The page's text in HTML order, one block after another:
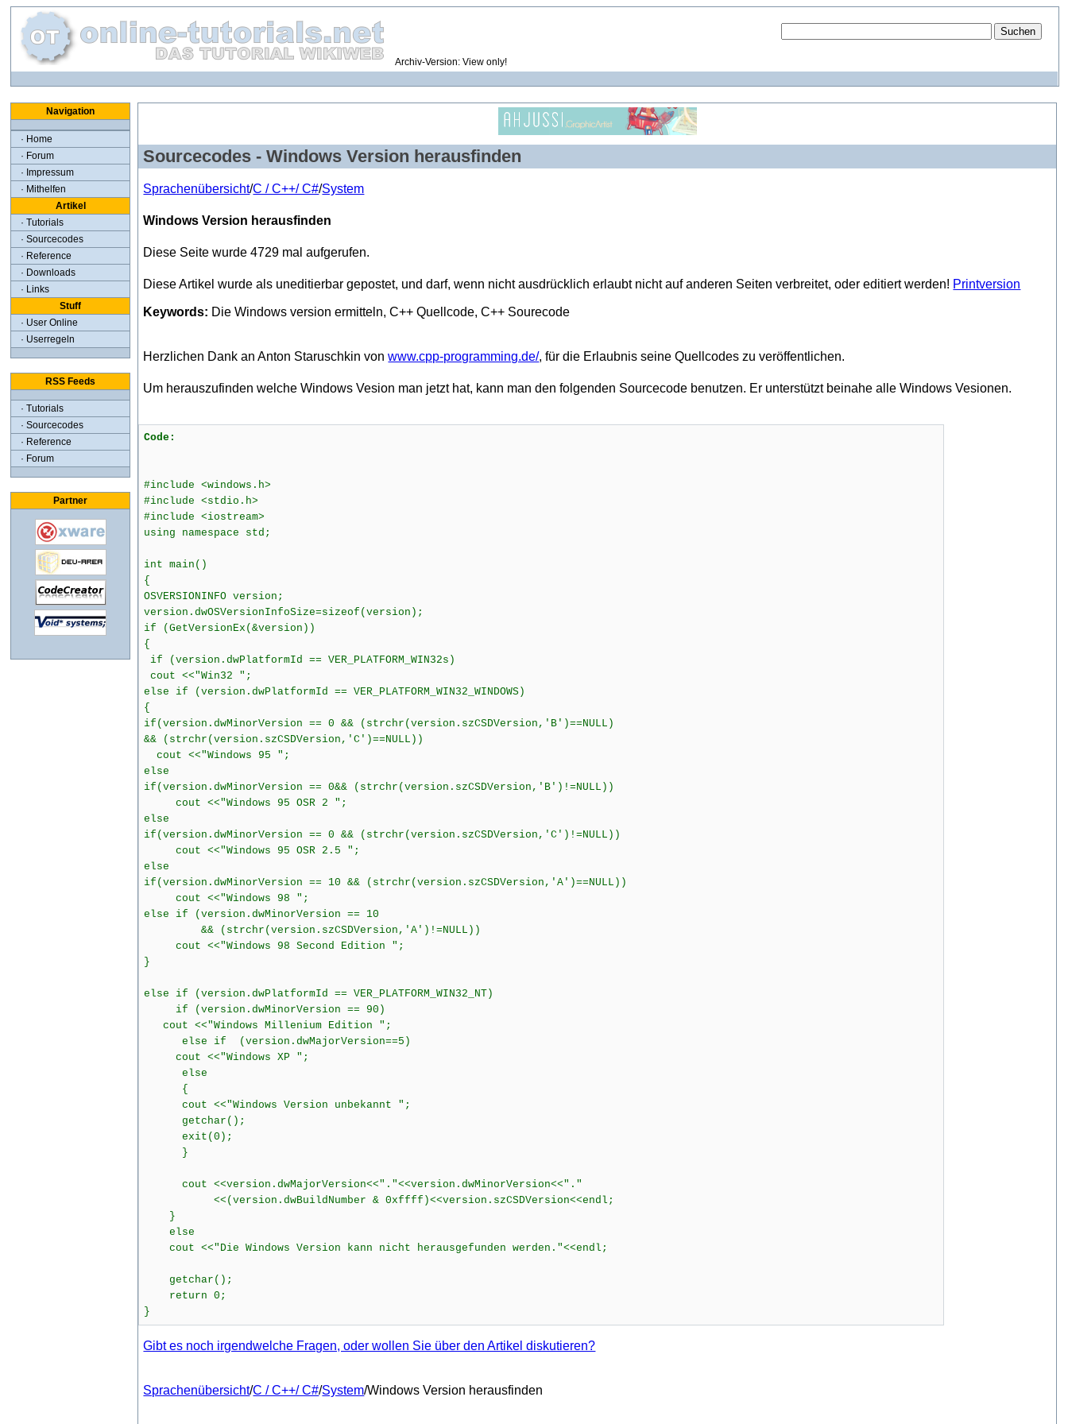
Archiv-Version: View only!
Navigation
· Home
· Forum
· Impressum
· Mithelfen
Artikel
· Tutorials
· Sourcecodes
· Reference
· Downloads
· Links
Stuff
· User Online
· Userregeln
RSS Feeds
· Tutorials
· Sourcecodes
· Reference
· Forum
Partner
Sourcecodes - Windows Version herausfinden
Sprachenübersicht/C / C++/ C#/System
Windows Version herausfinden
Diese Seite wurde 4729 mal aufgerufen.
Diese Artikel wurde als uneditierbar gepostet, und darf, wenn nicht ausdrücklich erlaubt nicht auf anderen Seiten verbreitet, oder editiert werden! Printversion
Keywords: Die Windows version ermitteln, C++ Quellcode, C++ Sourecode
Herzlichen Dank an Anton Staruschkin vonwww.cpp-programming.de/, für die Erlaubnis seine Quellcodes zu veröffentlichen.
Um herauszufinden welche Windows Vesion man jetzt hat, kann man den folgenden Sourcecode benutzen. Er unterstützt beinahe alle Windows Vesionen.
Code:
#include <windows.h>
#include <stdio.h>
#include <iostream>
using namespace std;
int main()
{
OSVERSIONINFO version;
version.dwOSVersionInfoSize=sizeof(version);
if (GetVersionEx(&version))
{
if (version.dwPlatformId == VER_PLATFORM_WIN32s)
cout <<"Win32 ";
else if (version.dwPlatformId == VER_PLATFORM_WIN32_WINDOWS)
{
if(version.dwMinorVersion == 0 && (strchr(version.szCSDVersion,'B')==NULL)
&& (strchr(version.szCSDVersion,'C')==NULL))
cout <<"Windows 95 ";
else
if(version.dwMinorVersion == 0&& (strchr(version.szCSDVersion,'B')!=NULL))
cout <<"Windows 95 OSR 2 ";
else
if(version.dwMinorVersion == 0 && (strchr(version.szCSDVersion,'C')!=NULL))
cout <<"Windows 95 OSR 2.5 ";
else
if(version.dwMinorVersion == 10 && (strchr(version.szCSDVersion,'A')==NULL))
cout <<"Windows 98 ";
else if (version.dwMinorVersion == 10
&& (strchr(version.szCSDVersion,'A')!=NULL))
cout <<"Windows 98 Second Edition ";
}
else if (version.dwPlatformId == VER_PLATFORM_WIN32_NT)
if (version.dwMinorVersion == 90)
cout <<"Windows Millenium Edition ";
else if (version.dwMajorVersion==5)
cout <<"Windows XP ";
else
{
cout <<"Windows Version unbekannt ";
getchar();
exit(0);
}
cout <<version.dwMajorVersion<<"."<<version.dwMinorVersion<<"."
<<(version.dwBuildNumber & 0xffff)<<version.szCSDVersion<<endl;
}
else
cout <<"Die Windows Version kann nicht herausgefunden werden."<<endl;
getchar();
return 0;
}
Gibt es noch irgendwelche Fragen, oder wollen Sie über den Artikel diskutieren?
Sprachenübersicht/C / C++/ C#/System/Windows Version herausfinden